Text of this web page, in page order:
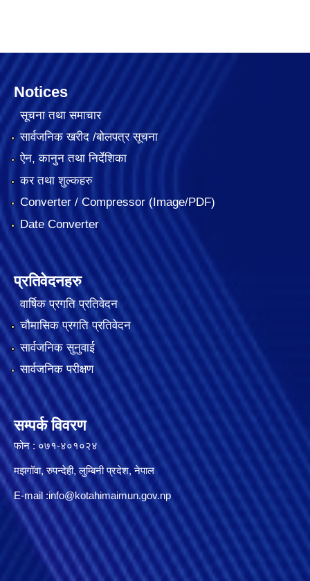
Notices
सूचना तथा समाचार
सार्वजनिक खरीद /बोलपत्र सूचना
ऐन, कानुन तथा निर्देशिका
कर तथा शुल्कहरु
Converter / Compressor (Image/PDF)
Date Converter
प्रतिवेदनहरु
वार्षिक प्रगति प्रतिवेदन
चौमासिक प्रगति प्रतिवेदन
सार्वजनिक सुनुवाई
सार्वजनिक परीक्षण
सम्पर्क विवरण
फोन : ०७१-४०१०२४
मझगॉवा, रुपन्देही, लुम्बिनी प्रदेश, नेपाल
E-mail :info@kotahimaimun.gov.np